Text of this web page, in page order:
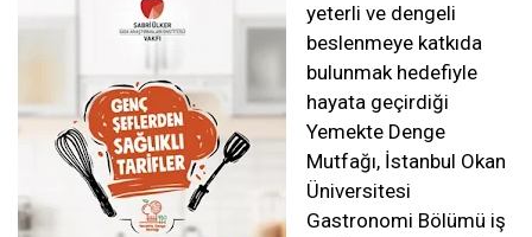
yeterli ve dengeli
beslenmeye katkıda
bulunmak hedefiyle
hayata geçirdiği
Yemekte Denge
Mutfağı, İstanbul Okan
Üniversitesi
Gastronomi Bölümü iş